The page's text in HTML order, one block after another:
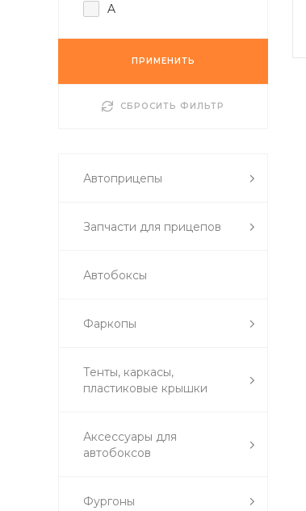
A
ПРИМЕНИТЬ
СБРОСИТЬ ФИЛЬТР
Автоприцепы
Запчасти для прицепов
Автобоксы
Фаркопы
Тенты, каркасы,
пластиковые крышки
Аксессуары для
автобоксов
Фургоны